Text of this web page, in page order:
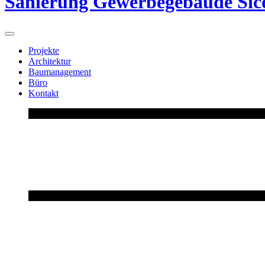
Projekte
Architektur
Baumanagement
Büro
Kontakt